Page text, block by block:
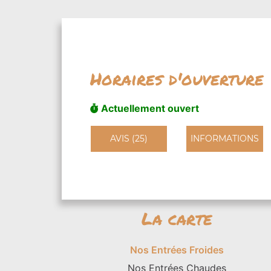
Horaires d'ouverture
Actuellement ouvert
AVIS (25) INFORMATIONS
La carte
Nos Entrées Froides
Nos Entrées Chaudes